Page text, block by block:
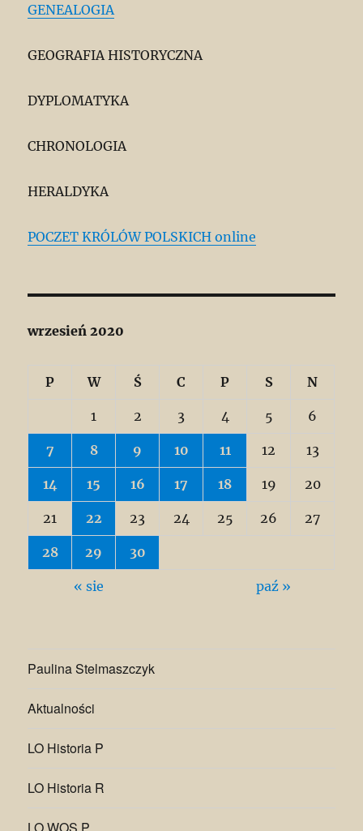
GENEALOGIA
GEOGRAFIA HISTORYCZNA
DYPLOMATYKA
CHRONOLOGIA
HERALDYKA
POCZET KRÓLÓW POLSKICH online
wrzesień 2020
P W Ś C P S N
1 2 3 4 5 6
7 8 9 10 11 12 13
14 15 16 17 18 19 20
21 22 23 24 25 26 27
28 29 30
« sie paź »
Paulina Stelmaszczyk
Aktualności
LO Historia P
LO Historia R